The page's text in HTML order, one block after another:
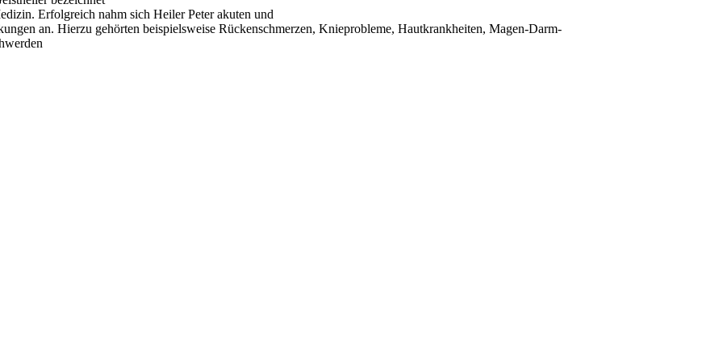
Erfolgreich nahm sich Heiler Peter akuten und
an. Hierzu gehörten beispielsweise Rückenschmerzen, Knieprobleme, Hautkrankheiten, Magen-Darm-